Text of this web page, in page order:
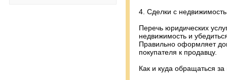
4. Сделки с
Перечь юридических
недвижимость и
Правильно оформляет
покупателя к продавцу.
Как и куда обращаться